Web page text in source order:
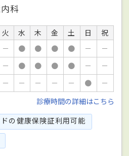
科
火 水 木 金 土 日
祝
－ ● ● ● ● －
－
－ ● ● ● ● －
－
－ － － － － ●
－
診療時間の詳細はこちら
の健康保険証利用可能